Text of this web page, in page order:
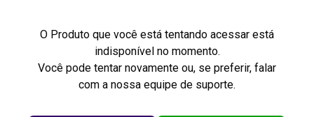
O Produto que você está tentando acessar está
indisponível no momento.
Você pode tentar novamente ou, se preferir, falar
com a nossa equipe de suporte.